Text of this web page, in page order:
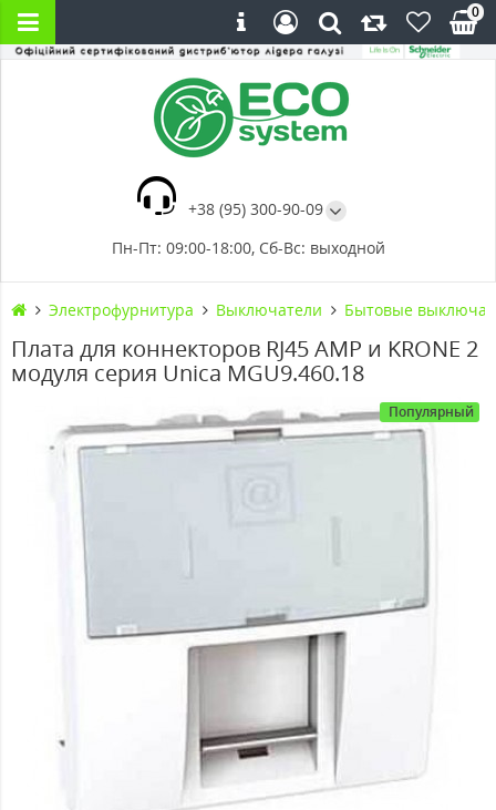
+38 (95) 300-90-09
Пн-Пт: 09:00-18:00, Сб-Вс: выходной
0
Электрофурнитура Выключатели Бытовые
Плата для коннекторов RJ45 AMP и KRONE 2
модуля серия Unica MGU9.460.18
Популярный